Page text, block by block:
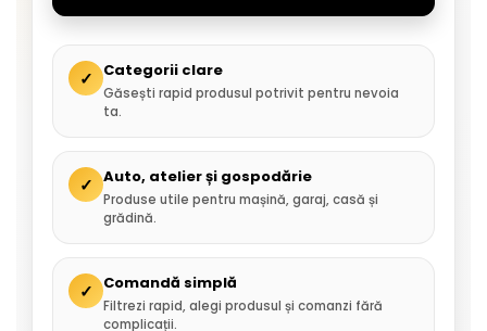
✓ Categorii clare
Găsești rapid produsul potrivit pentru nevoia
ta.
✓ Auto, atelier și gospodărie
Produse utile pentru mașină, garaj, casă și
grădină.
✓ Comandă simplă
Filtrezi rapid, alegi produsul și comanzi fără
complicații.